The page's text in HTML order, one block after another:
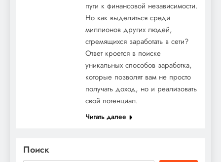
пути к финансовой независимости.
Но как выделиться среди
миллионов других людей,
стремящихся заработать в сети?
Ответ кроется в поиске
уникальных способов заработка,
которые позволят вам не просто
получать доход, но и реализовать
свой потенциал.
Читать далее
Поиск